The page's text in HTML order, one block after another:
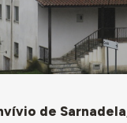
de